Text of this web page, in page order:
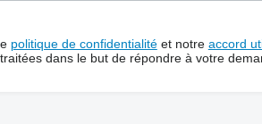
politique de confidentialitéet notre accord
dans le but de répondre à votre